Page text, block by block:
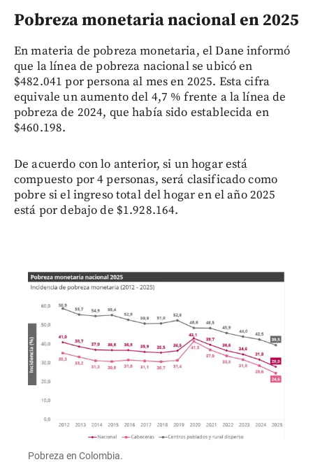
Pobreza monetaria nacional en 2025
En materia de pobreza monetaria, el Dane informó
que la línea de pobreza nacional se ubicó en
$482.041 por persona al mes en 2025. Esta cifra
equivale un aumento del 4,7 % frente a la línea de
pobreza de 2024, que había sido establecida en
$460.198.
De acuerdo con lo anterior, si un hogar está
compuesto por 4 personas, será clasificado como
pobre si el ingreso total del hogar en el año 2025
está por debajo de $1.928.164.
Pobreza en Colombia.